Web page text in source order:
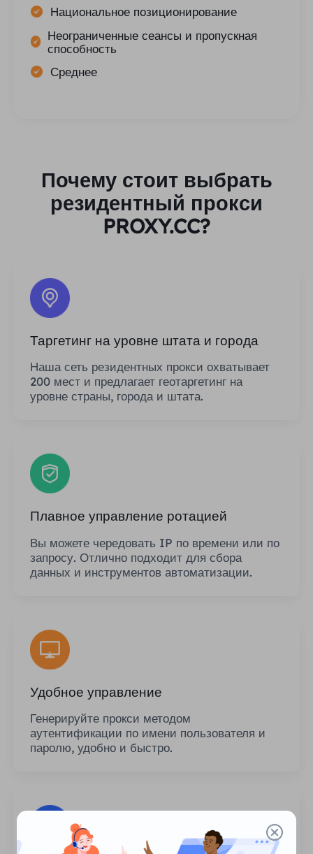
Национальное позиционирование
Неограниченные сеансы и пропускная
способность
Среднее
Почему стоит выбрать
резидентный прокси
PROXY.CC?
Таргетинг на уровне штата и города
Наша сеть резидентных прокси охватывает
200 мест и предлагает геотаргетинг на
уровне страны, города и штата.
Плавное управление ротацией
Вы можете чередовать IP по времени или по
запросу. Отлично подходит для сбора
данных и инструментов автоматизации.
Удобное управление
Генерируйте прокси методом
аутентификации по имени пользователя и
паролю, удобно и быстро.